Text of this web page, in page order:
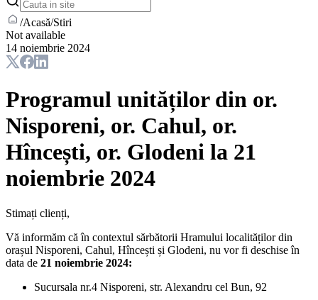
/Acasă/Stiri
Not available
14 noiembrie 2024
Programul unităților din or.
Nisporeni, or. Cahul, or.
Hîncești, or. Glodeni la 21
noiembrie 2024
Stimați clienți,
Vă informăm că în contextul sărbătorii Hramului localităților din
orașul Nisporeni, Cahul, Hîncești și Glodeni, nu vor fi deschise în
data de 21 noiembrie 2024:
Sucursala nr.4 Nisporeni, str. Alexandru cel Bun, 92